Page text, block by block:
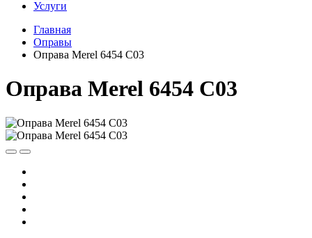
Услуги
Главная
Оправы
Оправа Merel 6454 C03
Оправа Merel 6454 C03